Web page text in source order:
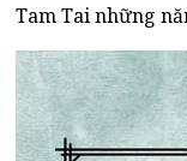
Tam Tai những